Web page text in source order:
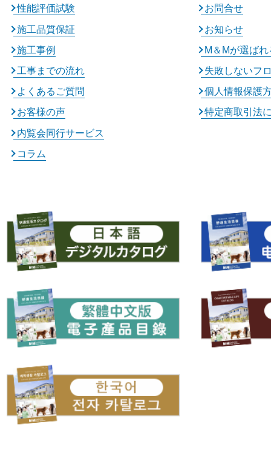
性能評価試験
施工品質保証
施工事例
工事までの流れ
よくあるご質問
お客様の声
内覧会同行サービス
コラム
お問合せ
お知らせ
M＆Mが選ば
失敗しないフ
個人情報保護
特定商取引法